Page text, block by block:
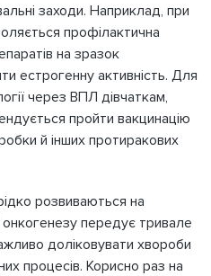
заходи. Наприклад, при
профілактична
на зразок
естрогенну активність. Для
через ВПЛ дівчаткам,
пройти вакцинацію
й інших протиракових
розвиваються на
передує тривале
доліковувати хвороби
процесів. Корисно раз на